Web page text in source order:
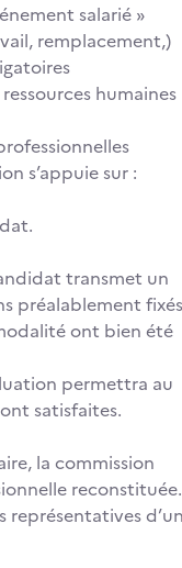
salarié »
remplacement,)
humaines
s’appuie sur :
transmet un
préalablement
ont bien été
permettra au
satisfaites.
la commission
reconstituée.
représentatives